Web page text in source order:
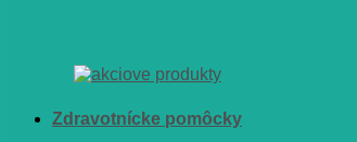
Zdravotnícke pomôcky